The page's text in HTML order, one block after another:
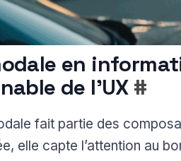
en
de l’UX #
fait partie des
elle capte l’attention au